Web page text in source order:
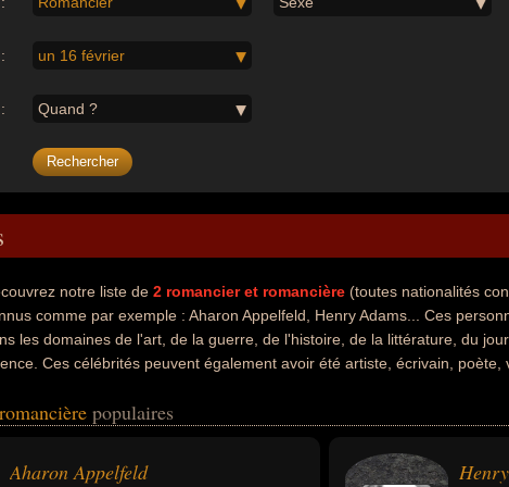
un 16 février
Quand ?
notre liste de 2 romancier et romancière (toutes nationalités
comme par exemple : Aharon Appelfeld, Henry Adams... Ces
les domaines de l'art, de la guerre, de l'histoire, de la littérature, du
Ces célébrités peuvent également avoir été artiste, écrivain, poète,
avoir été israelien ou américain par exemple.
populaires
Aharon Appelfeld